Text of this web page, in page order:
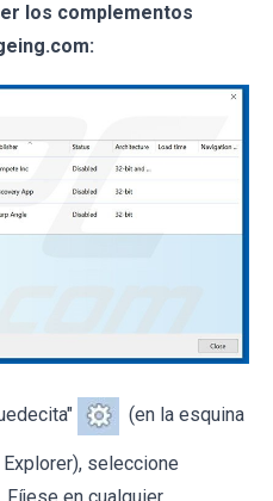
los complementos
(en la esquina
seleccione
en cualquier